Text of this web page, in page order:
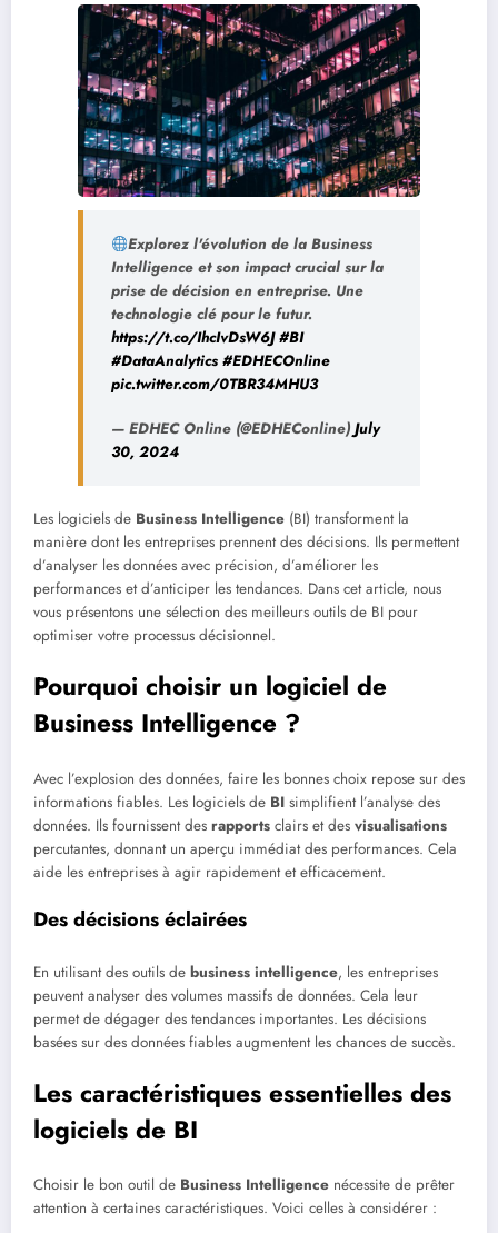
Explorez l'évolution de la Business
Intelligence et son impact crucial sur la
prise de décision en entreprise. Une
technologie clé pour le futur.
https://t.co/IhcIvDsW6J #BI
#DataAnalytics #EDHECOnline
pic.twitter.com/0TBR34MHU3
— EDHEC Online (@EDHEConline) July
30, 2024
Les logiciels de Business Intelligence (BI) transforment la
manière dont les entreprises prennent des décisions. Ils permettent
d’analyser les données avec précision, d’améliorer les
performances et d’anticiper les tendances. Dans cet article, nous
vous présentons une sélection des meilleurs outils de BI pour
optimiser votre processus décisionnel.
Pourquoi choisir un logiciel de
Business Intelligence ?
Avec l’explosion des données, faire les bonnes choix repose sur des
informations fiables. Les logiciels de BI simplifient l’analyse des
données. Ils fournissent des rapports clairs et des visualisations
percutantes, donnant un aperçu immédiat des performances. Cela
aide les entreprises à agir rapidement et efficacement.
Des décisions éclairées
En utilisant des outils de business intelligence, les entreprises
peuvent analyser des volumes massifs de données. Cela leur
permet de dégager des tendances importantes. Les décisions
basées sur des données fiables augmentent les chances de succès.
Les caractéristiques essentielles des
logiciels de BI
Choisir le bon outil de Business Intelligence nécessite de prêter
attention à certaines caractéristiques. Voici celles à considérer :